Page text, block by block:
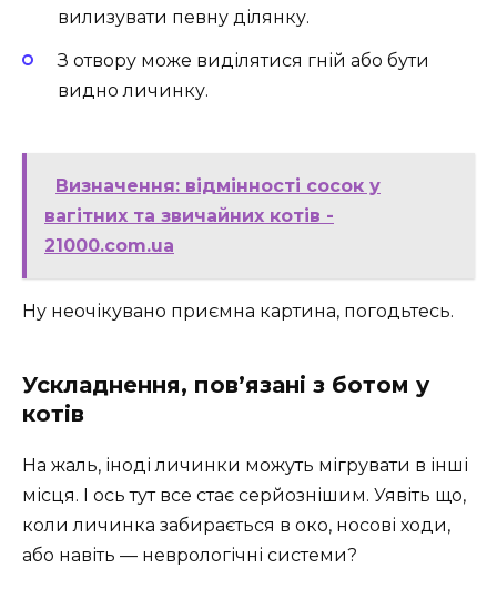
вилизувати певну ділянку.
З отвору може виділятися гній або бути
видно личинку.
Визначення: відмінності сосок у
вагітних та звичайних котів -
21000.com.ua
Ну неочікувано приємна картина, погодьтесь.
Ускладнення, пов’язані з ботом у
котів
На жаль, іноді личинки можуть мігрувати в інші
місця. І ось тут все стає серйознішим. Уявіть що,
коли личинка забирається в око, носові ходи,
або навіть — неврологічні системи?